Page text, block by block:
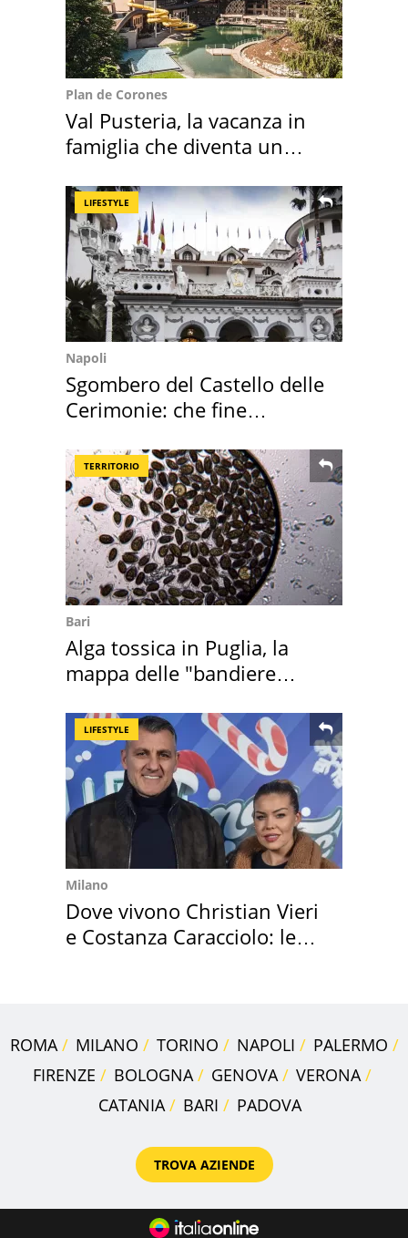
Plan de Corones
Val Pusteria, la vacanza in
famiglia che diventa un
LIFESTYLE
Napoli
Sgombero del Castello delle
Cerimonie: che fine
TERRITORIO
Bari
Alga tossica in Puglia, la
mappa delle "bandiere
LIFESTYLE
Milano
Dove vivono Christian Vieri
e Costanza Caracciolo: le
ROMA MILANO TORINO NAPOLI
PALERMO
FIRENZE
BOLOGNA GENOVA
VERONA
CATANIA
BARI PADOVA
TROVA AZIENDE